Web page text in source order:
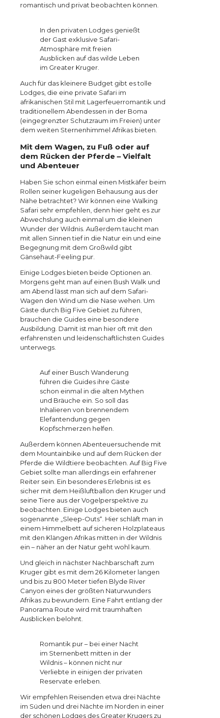
romantisch und privat beobachten können.
In den privaten Lodges genießt
der Gast exklusive Safari-
Atmosphäre mit freien
Ausblicken auf das wilde Leben
im Greater Kruger.
Auch für das kleinere Budget gibt es tolle
Lodges, die eine private Safari im
afrikanischen Stil mit Lagerfeuerromantik und
traditionellem Abendessen in der Boma
(eingegrenzter Schutzraum im Freien) unter
dem weiten Sternenhimmel Afrikas bieten.
Mit dem Wagen, zu Fuß oder auf
dem Rücken der Pferde – Vielfalt
und Abenteuer
Haben Sie schon einmal einen Mistkäfer beim
Rollen seiner kugeligen Behausung aus der
Nähe betrachtet? Wir können eine Walking
Safari sehr empfehlen, denn hier geht es zur
Abwechslung auch einmal um die kleinen
Wunder der Wildnis. Außerdem taucht man
mit allen Sinnen tief in die Natur ein und eine
Begegnung mit dem Großwild gibt
Gänsehaut-Feeling pur.
Einige Lodges bieten beide Optionen an.
Morgens geht man auf einen Bush Walk und
am Abend lässt man sich auf dem Safari-
Wagen den Wind um die Nase wehen. Um
Gäste durch Big Five Gebiet zu führen,
brauchen die Guides eine besondere
Ausbildung. Damit ist man hier oft mit den
erfahrensten und leidenschaftlichsten Guides
unterwegs.
Auf einer Busch Wanderung
führen die Guides ihre Gäste
schon einmal in die alten Mythen
und Bräuche ein. So soll das
Inhalieren von brennendem
Elefantendung gegen
Kopfschmerzen helfen.
Außerdem können Abenteuersuchende mit
dem Mountainbike und auf dem Rücken der
Pferde die Wildtiere beobachten. Auf Big Five
Gebiet sollte man allerdings ein erfahrener
Reiter sein. Ein besonderes Erlebnis ist es
sicher mit dem Heißluftballon den Kruger und
seine Tiere aus der Vogelperspektive zu
beobachten. Einige Lodges bieten auch
sogenannte „Sleep-Outs“. Hier schläft man in
einem Himmelbett auf sicheren Holzplateaus
mit den Klängen Afrikas mitten in der Wildnis
ein – näher an der Natur geht wohl kaum.
Und gleich in nächster Nachbarschaft zum
Kruger gibt es mit dem 26 Kilometer langen
und bis zu 800 Meter tiefen Blyde River
Canyon eines der größten Naturwunders
Afrikas zu bewundern. Eine Fahrt entlang der
Panorama Route wird mit traumhaften
Ausblicken belohnt.
Romantik pur – bei einer Nacht
im Sternenbett mitten in der
Wildnis – können nicht nur
Verliebte in einigen der privaten
Reservate erleben.
Wir empfehlen Reisenden etwa drei Nächte
im Süden und drei Nächte im Norden in einer
der schönen Lodges des Greater Krugers zu